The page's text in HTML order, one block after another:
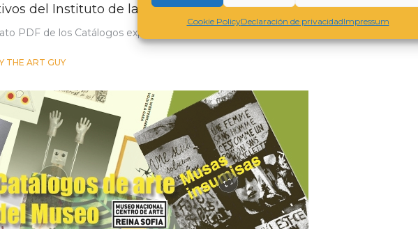
Cookie PolicyDeclaración de privacidadImpressum
del Instituto de la Cultura y las Artes
PDF de los Catálogos expositivos del Instituto de la Cultura y las Artes de Sevilla
THE ART GUY